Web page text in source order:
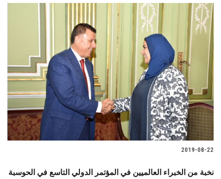
الطلاب
الدراسات العليا
الموظفون
الزائـرون
سجل الان
2019-08-22
نخبة من الخبراء العالميين في المؤتمر الدولي التاسع في الحوسبة